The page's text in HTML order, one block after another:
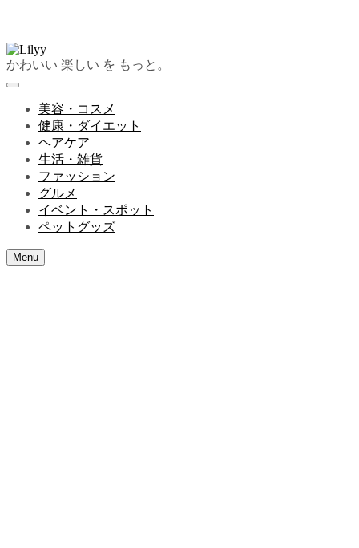
かわいい 楽しい を もっと。
美容・コスメ
健康・ダイエット
ヘアケア
生活・雑貨
ファッション
グルメ
イベント・スポット
ペットグッズ
Menu